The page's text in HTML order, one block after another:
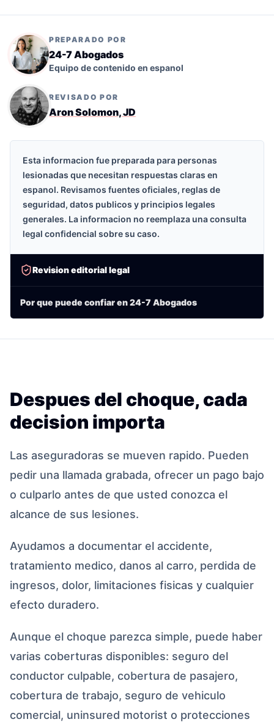
PREPARADO POR
24-7 Abogados
Equipo de contenido en espanol
REVISADO POR
Aron Solomon, JD
Esta informacion fue preparada para personas
lesionadas que necesitan respuestas claras en
espanol. Revisamos fuentes oficiales, reglas de
seguridad, datos publicos y principios legales
generales. La informacion no reemplaza una consulta
legal confidencial sobre su caso.
Revision editorial legal
Por que puede confiar en 24-7 Abogados
Despues del choque, cada
decision importa
Las aseguradoras se mueven rapido. Pueden
pedir una llamada grabada, ofrecer un pago bajo
o culparlo antes de que usted conozca el
alcance de sus lesiones.
Ayudamos a documentar el accidente,
tratamiento medico, danos al carro, perdida de
ingresos, dolor, limitaciones fisicas y cualquier
efecto duradero.
Aunque el choque parezca simple, puede haber
varias coberturas disponibles: seguro del
conductor culpable, cobertura de pasajero,
cobertura de trabajo, seguro de vehiculo
comercial, uninsured motorist o protecciones